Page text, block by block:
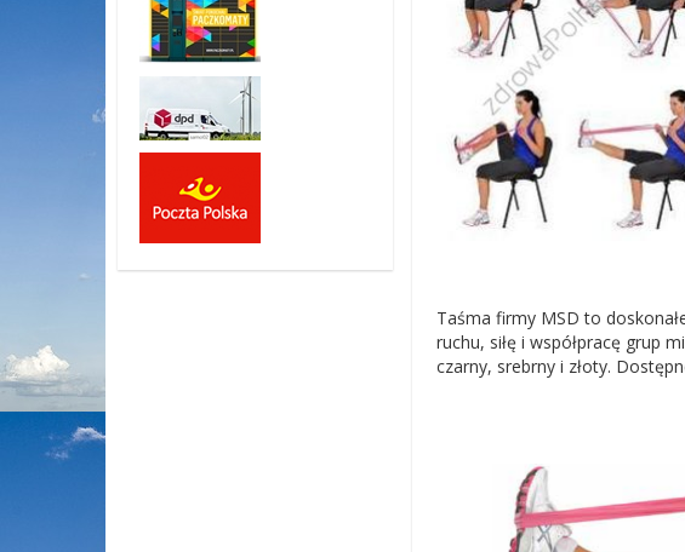
Taśma firmy MSD to
ruchu, siłę i współpracę grup
czarny, srebrny i złoty.